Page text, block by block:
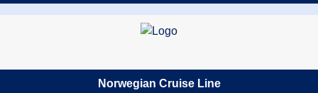
Norwegian Cruise Line